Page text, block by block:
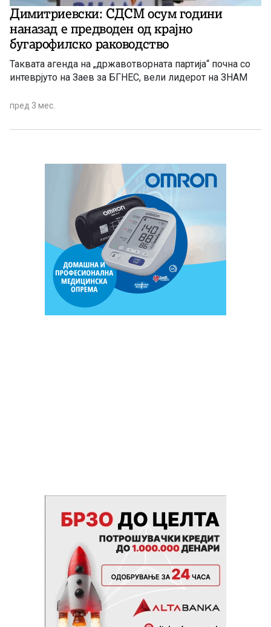
Димитриевски: СДСМ осум години
наназад е предводен од крајно
бугарофилско раководство
Таквата агенда на „државотворната партија“ почна со
интеврјуто на Заев за БГНЕС, вели лидерот на ЗНАМ
пред 3 мес.